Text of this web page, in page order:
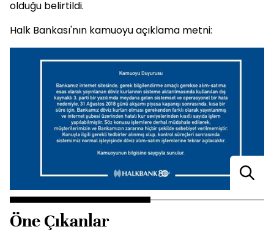
olduğu belirtildi.
Halk Bankası'nın kamuoyu açıklama metni:
Öne Çıkanlar